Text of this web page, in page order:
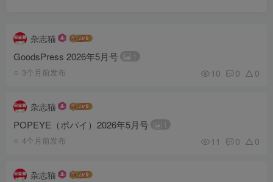
杂志猫
GoodsPress 2026年5月号 1
3个月前发布 10 0 0
杂志猫
POPEYE（ポパイ）2026年5月号 1
4个月前发布 11 0 0
杂志猫